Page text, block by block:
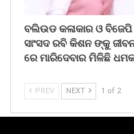
ବଲିଉଡ କଳାକାର ଓ ବିଜେପି
ସାଂସଦ ରବି କିଶନ ଙ୍କୁ
ରେ ମାରିଦେବାର ମିଳିଛି
PREV NEXT 1 of 2